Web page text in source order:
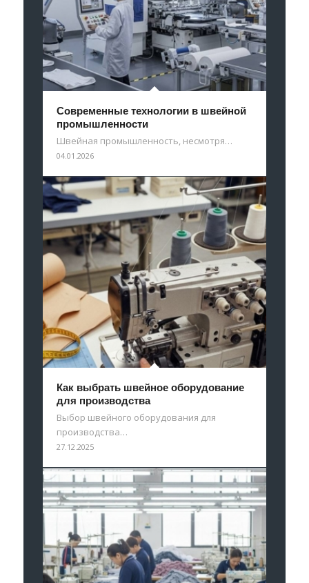
Современные технологии в швейной
промышленности
Швейная промышленность, несмотря…
04.01.2026
Как выбрать швейное оборудование
для производства
Выбор швейного оборудования для
производства…
27.12.2025